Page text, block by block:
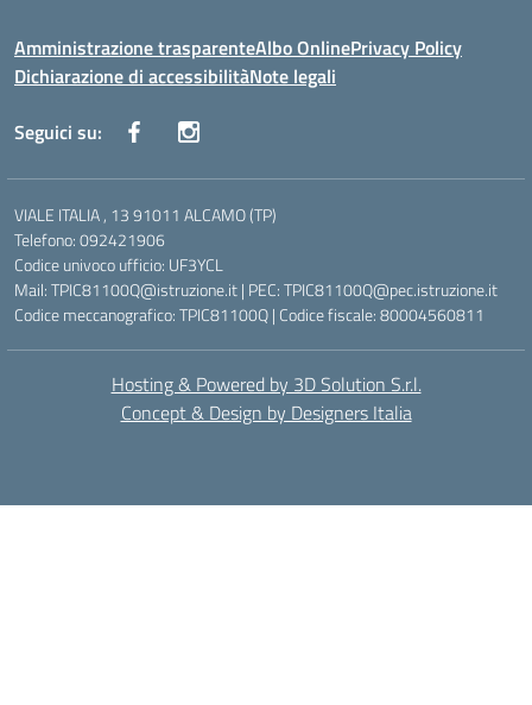
Amministrazione trasparenteAlbo OnlinePrivacy Policy
Dichiarazione di accessibilitàNote legali
Seguici su:
VIALE ITALIA , 13 91011 ALCAMO (TP)
Telefono: 092421906
Codice univoco ufficio: UF3YCL
Mail: TPIC81100Q@istruzione.it | PEC: TPIC81100Q@pec.istruzione.it
Codice meccanografico: TPIC81100Q | Codice fiscale: 80004560811
Hosting & Powered by 3D Solution S.r.l.
Concept & Design by Designers Italia